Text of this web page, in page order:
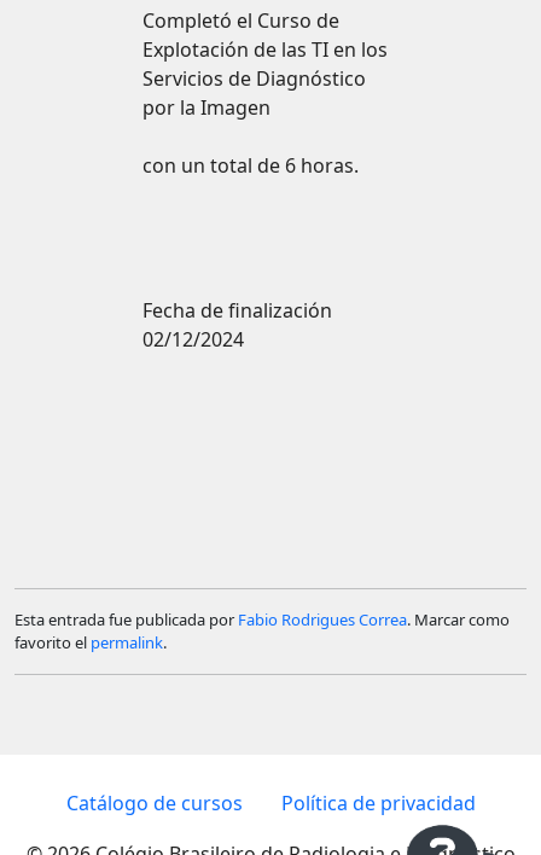
Completó el Curso de
Explotación de las TI en los
Servicios de Diagnóstico
por la Imagen
con un total de 6 horas.
Fecha de finalización
02/12/2024
Esta entrada fue publicada por Fabio Rodrigues Correa. Marcar como
favorito el permalink.
Catálogo de cursos
Política de privacidad